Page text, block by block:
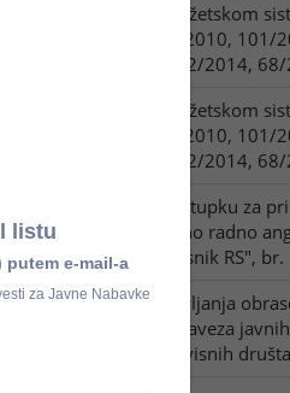
Zakona o budžetskom
2009, 73/2010, 101/2010,
(ispr.), 108/2013, 142/2014,
Zakona o budžetskom
2009, 73/2010, 101/2010,
(ispr.), 108/2013, 142/2014,
Uredbe o postupku za
zapošljavanje i dodatno radno
("Službeni glasnik RS",
o načinu dostavljanja
izmirenja obaveza
zavisnih